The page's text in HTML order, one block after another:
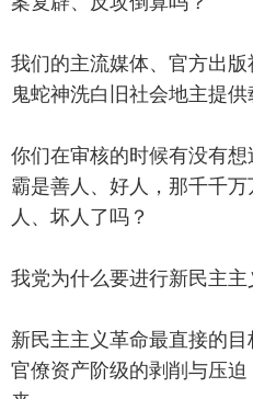
我们的主流媒体、官方出
鬼蛇神洗白旧社会地主提供
你们在审核的时候有没有
霸是善人、好人，那千千
人、坏人了吗？
我党为什么要进行新民主主
新民主主义革命最直接的
官僚资产阶级的剥削与压